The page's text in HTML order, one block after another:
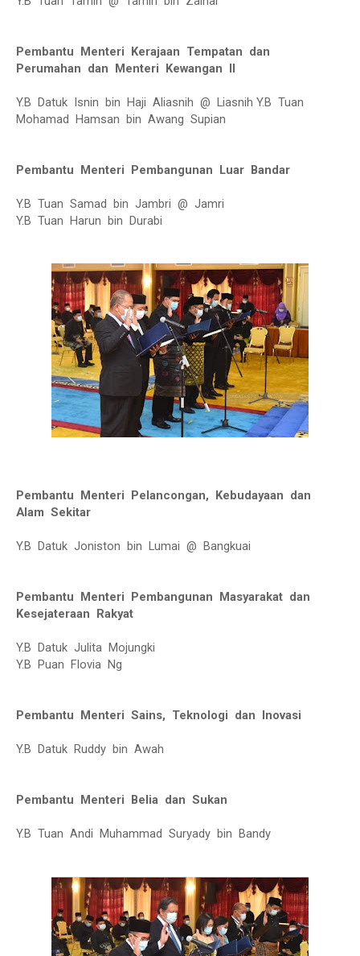
Pembantu Menteri Kerajaan Tempatan dan
Perumahan dan Menteri Kewangan II
Y.B Datuk Isnin bin Haji Aliasnih @ Liasnih Y.B Tuan
Mohamad Hamsan bin Awang Supian
Pembantu Menteri Pembangunan Luar Bandar
Y.B Tuan Samad bin Jambri @ Jamri
Y.B Tuan Harun bin Durabi
Pembantu Menteri Pelancongan, Kebudayaan dan
Alam Sekitar
Y.B Datuk Joniston bin Lumai @ Bangkuai
Pembantu Menteri Pembangunan Masyarakat dan
Kesejateraan Rakyat
Y.B Datuk Julita Mojungki
Y.B Puan Flovia Ng
Pembantu Menteri Sains, Teknologi dan Inovasi
Y.B Datuk Ruddy bin Awah
Pembantu Menteri Belia dan Sukan
Y.B Tuan Andi Muhammad Suryady bin Bandy